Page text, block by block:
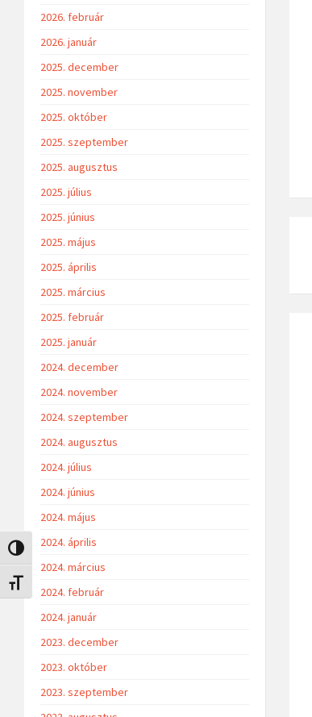
Nagy kontraszt váltása
Betűméret váltása
2026. február
2026. január
2025. december
2025. november
2025. október
2025. szeptember
2025. augusztus
2025. július
2025. június
2025. május
2025. április
2025. március
2025. február
2025. január
2024. december
2024. november
2024. szeptember
2024. augusztus
2024. július
2024. június
2024. május
2024. április
2024. március
2024. február
2024. január
2023. december
2023. október
2023. szeptember